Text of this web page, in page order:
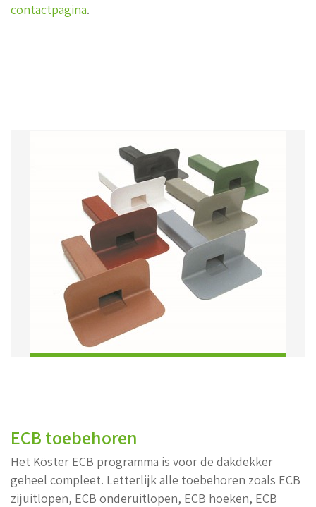
contactpagina.
ECB toebehoren
Het Köster ECB programma is voor de dakdekker
geheel compleet. Letterlijk alle toebehoren zoals ECB
zijuitlopen, ECB onderuitlopen, ECB hoeken, ECB